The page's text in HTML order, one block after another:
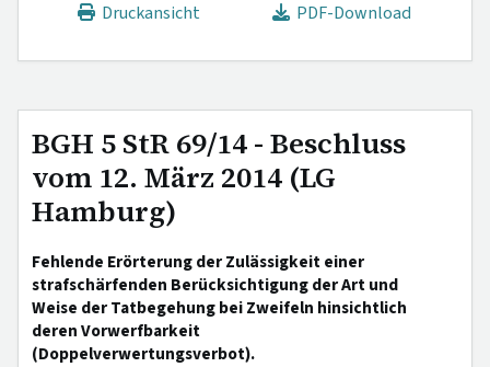
Druckansicht
PDF-Download
BGH 5 StR 69/14 - Beschluss
vom 12. März 2014 (LG
Hamburg)
Fehlende Erörterung der Zulässigkeit einer
strafschärfenden Berücksichtigung der Art und
Weise der Tatbegehung bei Zweifeln hinsichtlich
deren Vorwerfbarkeit
(Doppelverwertungsverbot).